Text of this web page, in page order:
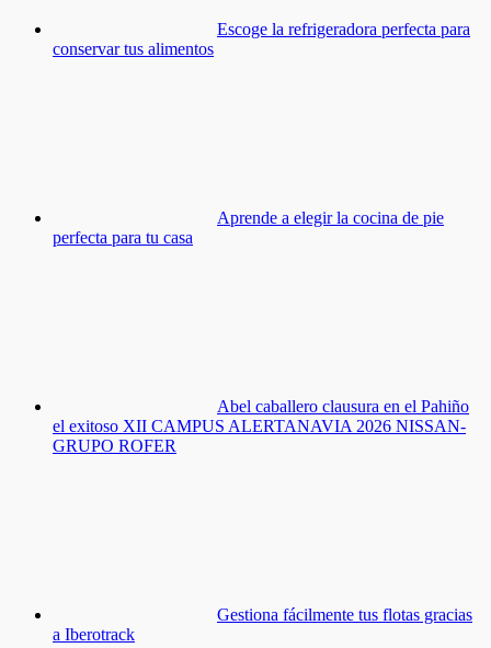
Escoge la refrigeradora perfecta para
conservar tus alimentos
Aprende a elegir la cocina de pie
perfecta para tu casa
Abel caballero clausura en el Pahiño
el exitoso XII CAMPUS ALERTANAVIA 2026 NISSAN-
GRUPO ROFER
Gestiona fácilmente tus flotas gracias
a Iberotrack